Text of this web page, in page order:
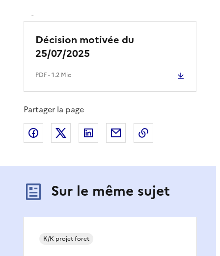
-
Décision motivée du
25/07/2025
PDF- 1.2 Mio
Partager la page
Partager sur Facebook
Partager sur XPartager sur LinkedIn
Partager par email
Sur le même sujet
K/K projet foret